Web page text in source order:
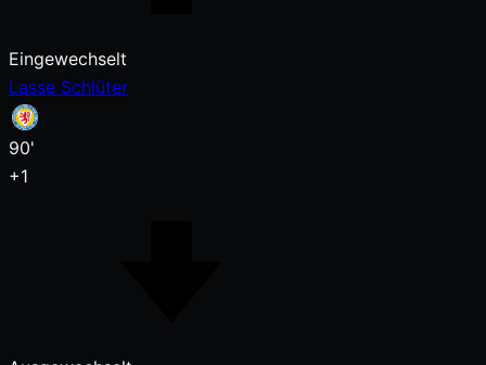
Eingewechselt
Lasse Schlüter
90'
+1